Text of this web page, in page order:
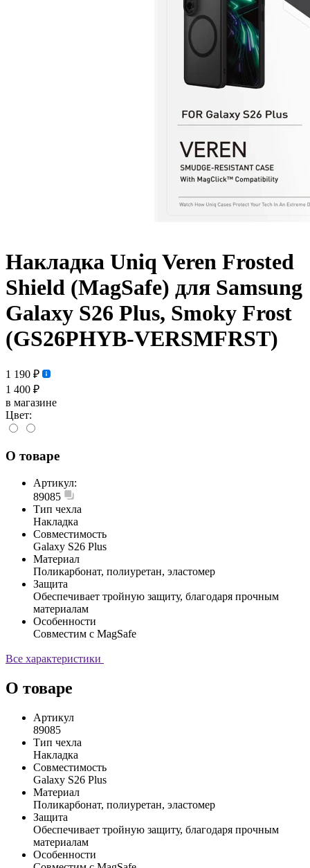
Накладка Uniq Veren Frosted
Shield (MagSafe) для Samsung
Galaxy S26 Plus, Smoky Frost
(GS26PHYB-VERSMFRST)
1 190 ₽
1 400 ₽
в магазине
Цвет:
О товаре
Артикул:
89085
Тип чехла
Накладка
Совместимость
Galaxy S26 Plus
Материал
Поликарбонат, полиуретан, эластомер
Защита
Обеспечивает тройную защиту, благодаря прочным
материалам
Особенности
Совместим с MagSafe
Все характеристики
О товаре
Артикул
89085
Тип чехла
Накладка
Совместимость
Galaxy S26 Plus
Материал
Поликарбонат, полиуретан, эластомер
Защита
Обеспечивает тройную защиту, благодаря прочным
материалам
Особенности